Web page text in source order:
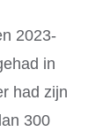
2023-
in
had zijn
300